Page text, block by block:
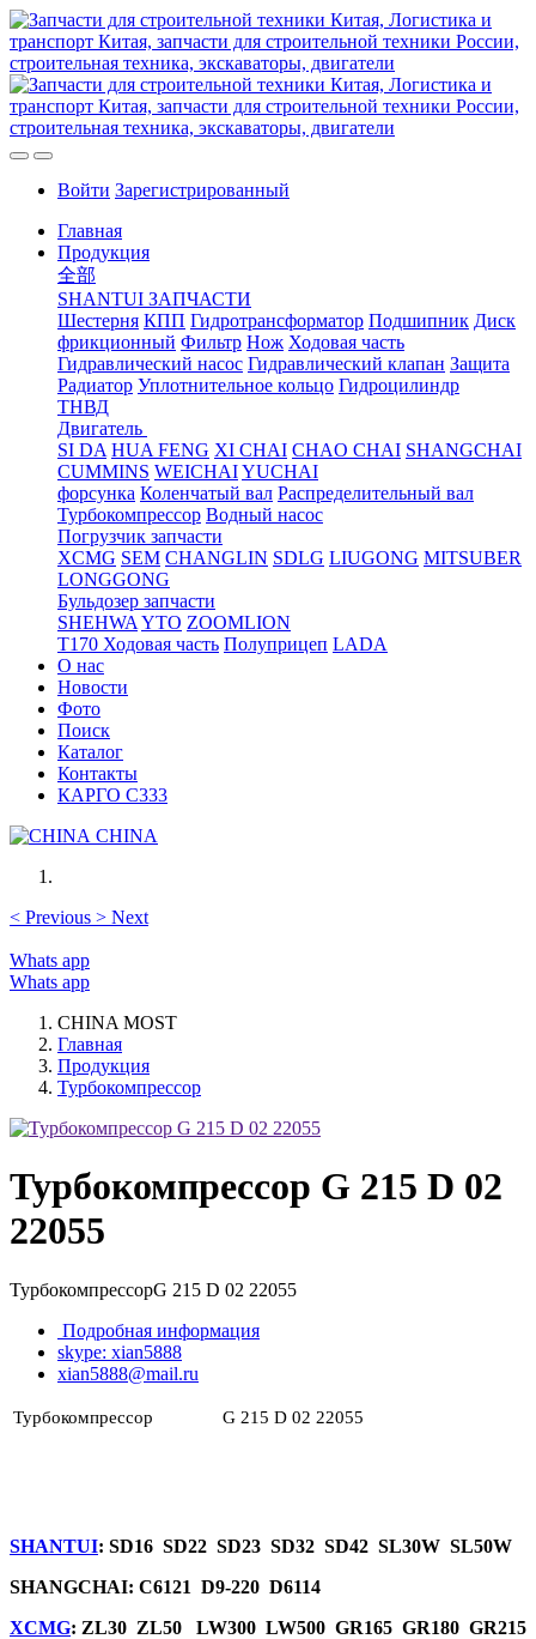
Войти Зарегистрированный
Главная
Продукция
全部
SHANTUI ЗАПЧАСТИ
Шестерня КПП Гидротрансформатор Подшипник Диск
фрикционный Фильтр Нож Ходовая часть
Гидравлический насос Гидравлический клапан Защита
Радиатор Уплотнительное кольцо Гидроцилиндр
ТНВД
Двигатель
SI DA HUA FENG XI CHAI CHAO CHAI SHANGCHAI
CUMMINS WEICHAIYUCHAI
форсунка Коленчатый вал Распределительный вал
Турбокомпрессор Водный насос
Погрузчик запчасти
XCMG SEM CHANGLIN SDLG LIUGONG MITSUBER
LONGGONG
Бульдозер запчасти
SHEHWA YTO ZOOMLION
T170 Ходовая часть Полуприцеп LADA
О нас
Новости
Фото
Поиск
Каталог
Контакты
КАРГО С333
CHINA
< Previous > Next
Whats app
Whats app
CHINA MOST
Главная
Продукция
Турбокомпрессор
Турбокомпрессор G 215 D 02
22055
ТурбокомпрессорG 215 D 02 22055
Подробная информация
skype: xian5888
xian5888@mail.ru
Турбокомпрессор G 215 D 02 22055
SHANTUI: SD16 SD22 SD23 SD32 SD42 SL30W SL50W
SHANGCHAI: C6121 D9-220 D6114
XCMG: ZL30 ZL50 LW300 LW500 GR165 GR180 GR215